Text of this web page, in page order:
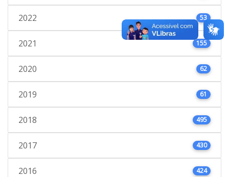
2022 53
2021 155
2020 62
2019 61
2018 495
2017 430
2016 424